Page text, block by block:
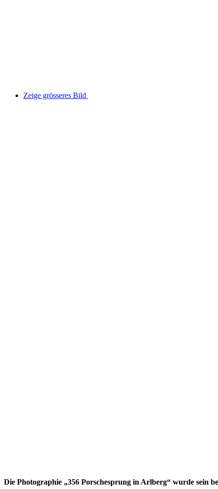
Zeige grösseres Bild
Die Photographie „356 Porschesprung in Arlberg“ wurde sein